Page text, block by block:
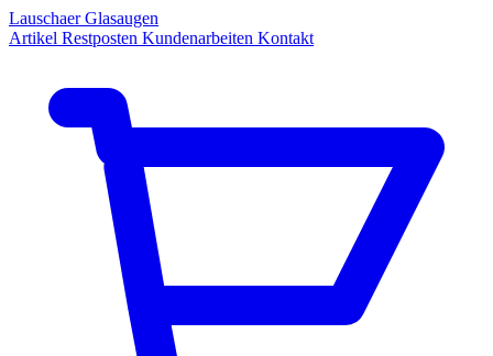
Lauschaer Glasaugen
Artikel Restposten Kundenarbeiten Kontakt